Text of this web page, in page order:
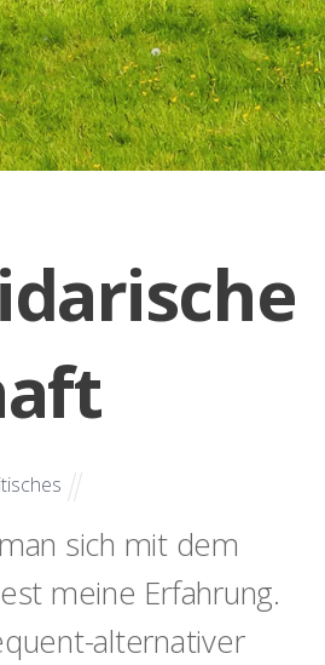
sich mit dem
meine Erfahrung.
alternativer